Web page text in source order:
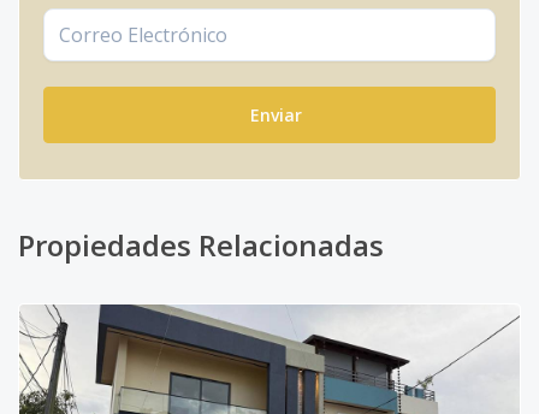
Enviar
Propiedades Relacionadas